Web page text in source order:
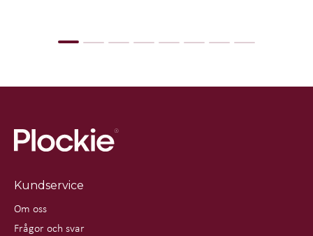
Kundservice
Om oss
Frågor och svar